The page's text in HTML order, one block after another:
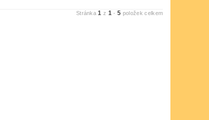
Stránka1 z 1 -5 položek celkem